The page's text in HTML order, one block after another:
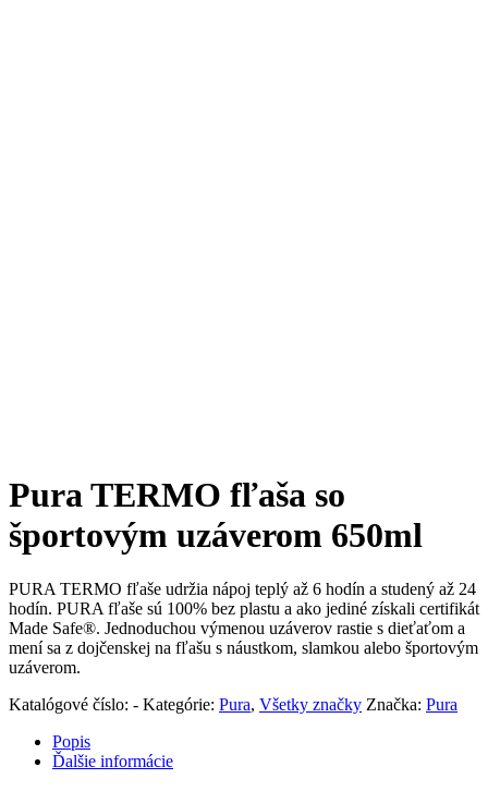
Pura TERMO fľaša so
športovým uzáverom 650ml
PURA TERMO fľaše udržia nápoj teplý až 6 hodín a studený až 24
hodín. PURA fľaše sú 100% bez plastu a ako jediné získali certifikát
Made Safe®. Jednoduchou výmenou uzáverov rastie s dieťaťom a
mení sa z dojčenskej na fľašu s náustkom, slamkou alebo športovým
uzáverom.
Katalógové číslo: - Kategórie: Pura, Všetky značky Značka: Pura
Popis
Ďalšie informácie